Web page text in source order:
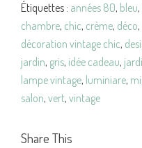
Étiquettes : années 80, bleu,
chambre, chic, crème, déco,
décoration vintage chic,
jardin, gris, idée cadeau,
lampe vintage, luminiare,
salon, vert, vintage
Share This